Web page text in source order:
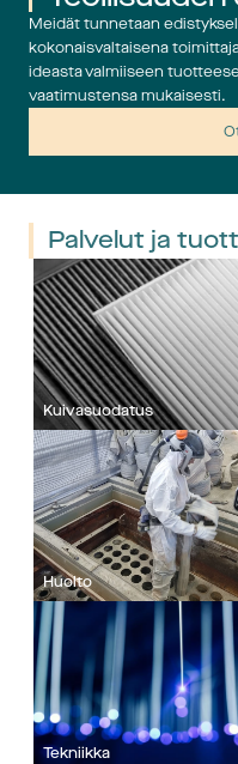
Meidät tunnetaan
kokonaisvaltaisena
ideasta valmiiseen
vaatimustensa mukaisesti.
Palvelut ja
Kuivasuodatus
Huolto
Tekniikka